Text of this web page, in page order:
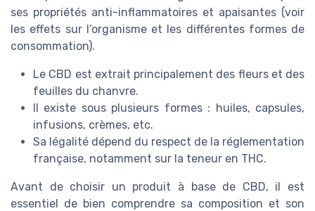
ses propriétés anti-inflammatoires et apaisantes (voir
les effets sur l’organisme et les différentes formes de
consommation).
Le CBD est extrait principalement des fleurs et des
feuilles du chanvre.
Il existe sous plusieurs formes : huiles, capsules,
infusions, crèmes, etc.
Sa légalité dépend du respect de la réglementation
française, notamment sur la teneur en THC.
Avant de choisir un produit à base de CBD, il est
essentiel de bien comprendre sa composition et son